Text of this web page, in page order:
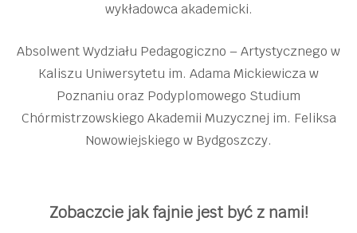
wykładowca akademicki.
Absolwent Wydziału Pedagogiczno – Artystycznego w
Kaliszu Uniwersytetu im. Adama Mickiewicza w
Poznaniu oraz Podyplomowego Studium
Chórmistrzowskiego Akademii Muzycznej im. Feliksa
Nowowiejskiego w Bydgoszczy.
Zobaczcie jak fajnie jest być z nami!